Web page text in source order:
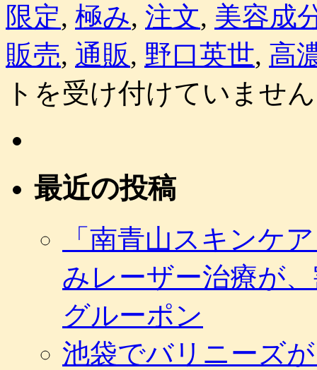
限定, 極み, 注文, 美容成
販売, 通販, 野口英世, 高
トを受け付けていません
最近の投稿
「南青山スキンケ
みレーザー治療が
グルーポン
池袋でバリニーズ